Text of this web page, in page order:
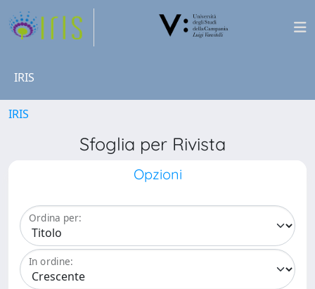
IRIS
IRIS
Sfoglia per Rivista
Opzioni
Ordina per:
In ordine: